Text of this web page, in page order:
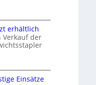
erhältlich
Verkauf der
Einsätze